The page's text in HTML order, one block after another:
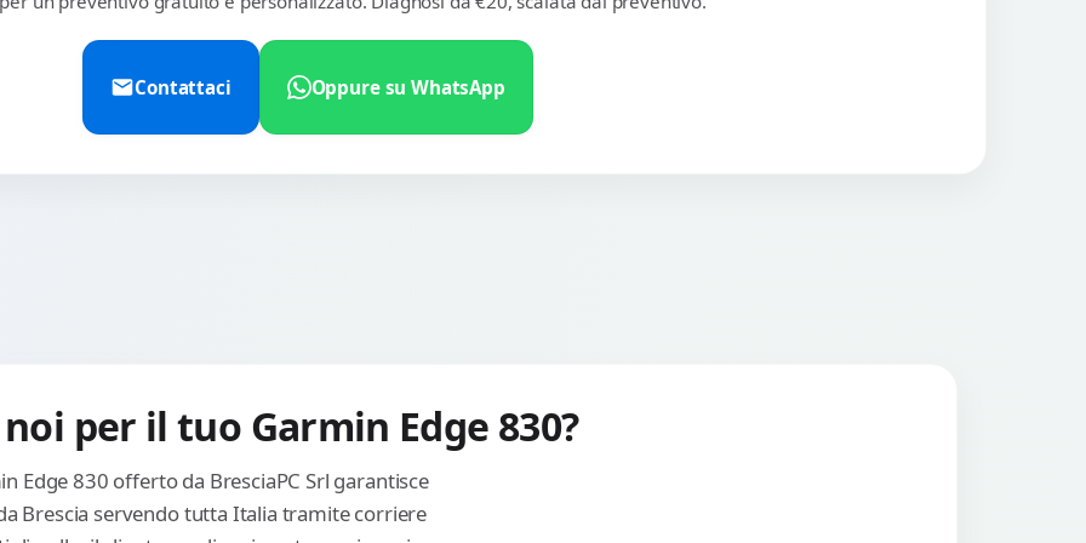
Contattaci Oppure su WhatsApp
per il tuo Garmin Edge 830?
Edge 830 offerto da BresciaPC Srl garantisce
Brescia servendo tutta Italia tramite corriere